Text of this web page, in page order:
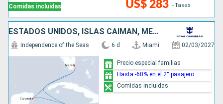
Comidas incluidas US$ 283 +Tasas
ESTADOS UNIDOS, ISLAS CAIMÁN, MÉXICO
Independence of the Seas 6 d Miami 02/03/2027
Precio especial familias
Hasta -60% en el 2° pasajero
Comidas incluidas